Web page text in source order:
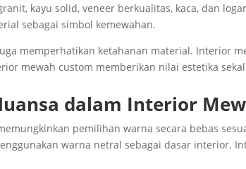
kayu solid, veneer berkualitas, kaca, dan
sebagai simbol kemewahan.
memperhatikan ketahanan material. Interior
mewah custom memberikan nilai estetika
dalam Interior
pemilihan warna secara bebas
warna netral sebagai dasar interior.